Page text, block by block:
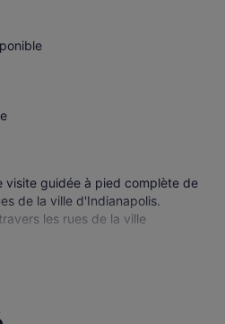
visite guidée à pied complète de
de la ville d'Indianapolis.
les rues de la ville
District, Mass Ave, le quartier